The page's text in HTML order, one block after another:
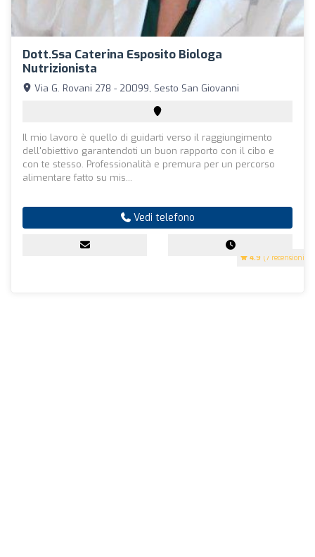
Dott.ssa Caterina Esposito Biologa
Nutrizionista
4.9 (7 recensioni)
Via G. Rovani 278 - 20099, Sesto San Giovanni
Il mio lavoro è quello di guidarti verso il raggiungimento
dell'obiettivo garantendoti un buon rapporto con il cibo e
con te stesso. Professionalità e premura per un percorso
alimentare fatto su mis...
Vedi telefono